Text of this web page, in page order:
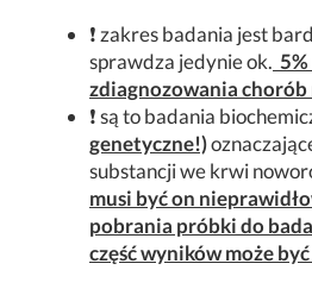
❗ zakres badania jest
sprawdza jedynie ok.
zdiagnozowania
❗ są to badania
genetyczne!)
substancji we krwi
musi być on
pobrania próbki do
część wyników może